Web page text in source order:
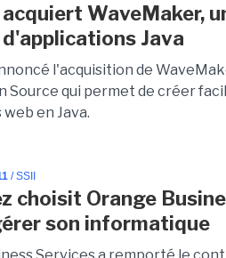
WaveMaker,
Java
l'acquisition de
Source qui permet de créer
en Java.
/ SSII
choisit Orange
son informatique
Services a remporté le